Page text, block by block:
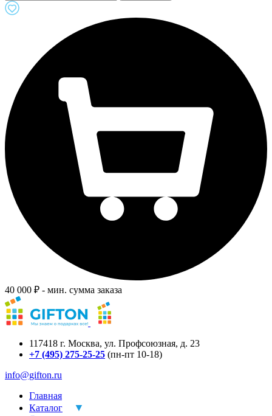
40 000 ₽ - мин. сумма заказа
117418 г. Москва, ул. Профсоюзная, д. 23
+7 (495) 275-25-25 (пн-пт 10-18)
info@gifton.ru
Главная
Каталог